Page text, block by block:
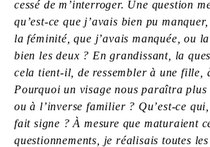
cessé de m’interroger. Une question
qu’est-ce que j’avais bien pu
la féminité, que j’avais manquée, ou
bien les deux ? En grandissant, la
cela tient-il, de ressembler à une fille,
Pourquoi un visage nous paraîtra plus
ou à l’inverse familier ? Qu’est-ce qui,
fait signe ? À mesure que maturaient
questionnements, je réalisais toutes